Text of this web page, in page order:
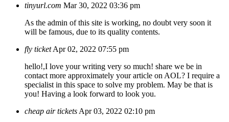
tinyurl.com Mar 30, 2022 03:36 pm
As the admin of this site is working, no doubt very soon it
will be famous, due to its quality contents.
fly ticket Apr 02, 2022 07:55 pm
hello!,I love your writing very so much! share we be in
contact more approximately your article on AOL? I require a
specialist in this space to solve my problem. May be that is
you! Having a look forward to look you.
cheap air tickets Apr 03, 2022 02:10 pm